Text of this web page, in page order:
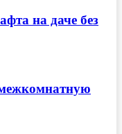
на даче без